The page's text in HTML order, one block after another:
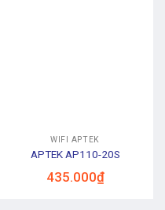
WIFI APTEK
APTEK AP110-20S
435.000₫